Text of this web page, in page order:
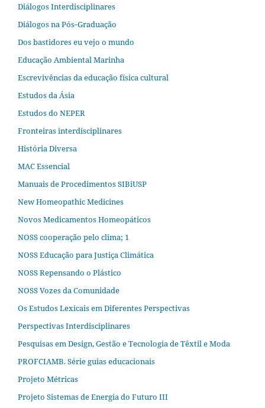
Diálogos Interdisciplinares
Diálogos na Pós‐Graduação
Dos bastidores eu vejo o mundo
Educação Ambiental Marinha
Escrevivências da educação física cultural
Estudos da Ásia​
Estudos do NEPER
Fronteiras interdisciplinares
História Diversa
MAC Essencial
Manuais de Procedimentos SIBiUSP
New Homeopathic Medicines
Novos Medicamentos Homeopáticos
NOSS cooperação pelo clima; 1
NOSS Educação para Justiça Climática
NOSS Repensando o Plástico
NOSS Vozes da Comunidade
Os Estudos Lexicais em Diferentes Perspectivas
Perspectivas Interdisciplinares
Pesquisas em Design, Gestão e Tecnologia de Têxtil e Moda
PROFCIAMB. Série guias educacionais
Projeto Métricas
Projeto Sistemas de Energia do Futuro III